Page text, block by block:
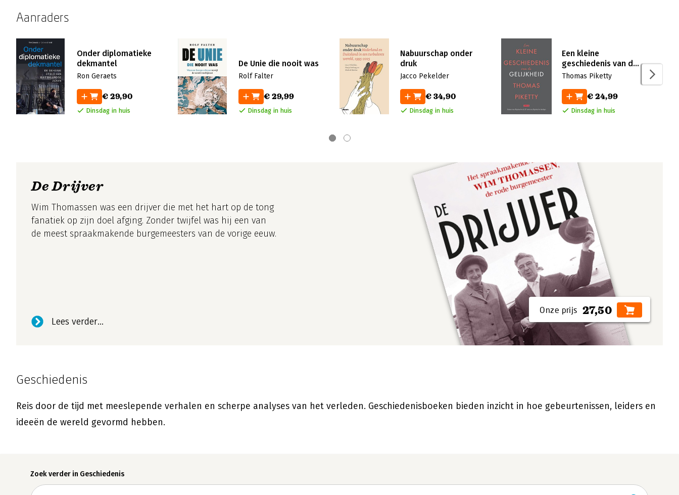
Aanraders
Onder diplomatieke
dekmantel
Ron Geraets
€ 29,90
Dinsdag in huis
De Unie die nooit was
Rolf Falter
€ 29,99
Dinsdag in huis
Nabuurschap onder
druk
Jacco Pekelder
€ 34,90
Dinsdag in huis
Een kleine
geschiedenis van de
gelijkheid
Thomas Piketty
€ 24,99
Dinsdag in huis
De Drijver
Wim Thomassen was een drijver die met het hart op de tong
fanatiek op zijn doel afging. Zonder twijfel was hij een van
de meest spraakmakende burgemeesters van de vorige eeuw.
Lees verder...
27,50
Geschiedenis
Reis door de tijd met meeslepende verhalen en scherpe analyses van het verleden. Geschiedenisboeken bieden inzicht in hoe gebeurtenissen, leiders en
ideeën de wereld gevormd hebben.
Zoek verder in Geschiedenis